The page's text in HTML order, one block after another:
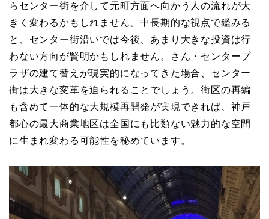
らセンター街を介して元町方面へ向かう人の流れが大
きく変わるかもしれません。中長期的な視点で鑑みる
と、センター街沿いでは今後、あまり大きな投資は行
わない方向が賢明かもしれません。さん・センタープ
ラザの建て替えが現実的になってきた場合、センター
街は大きな変革を迫られることでしょう。街区の再編
も含めて一体的な大規模再開発が実現できれば、神戸
都心の最大商業地区は全国にも比類ない魅力的な空間
に生まれ変わる可能性を秘めています。